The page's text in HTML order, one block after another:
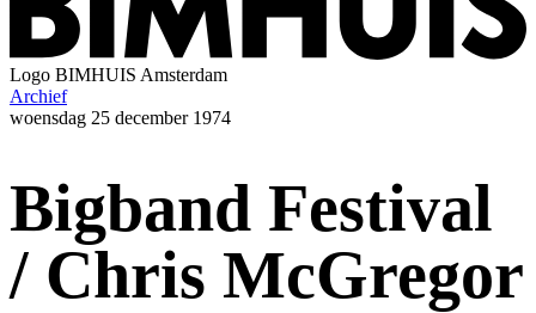
Logo BIMHUIS Amsterdam
Archief
woensdag 25 december 1974
Bigband Festival
/ Chris McGregor